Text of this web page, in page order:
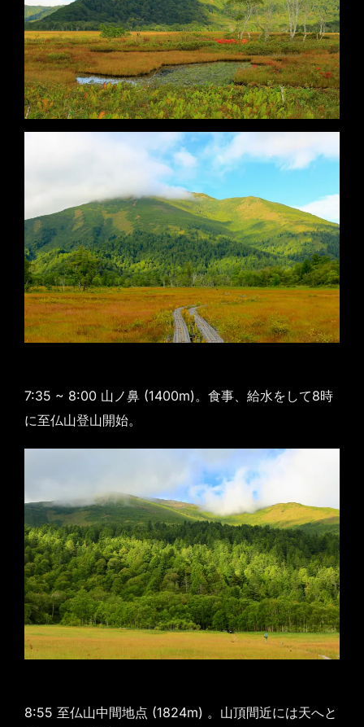
7:35 ~ 8:00 山ノ鼻 (1400m)。食事、給水をして8時
に至仏山登山開始。
8:55 至仏山中間地点 (1824m) 。山頂間近には天へと